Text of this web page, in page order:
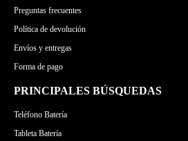
Preguntas frecuentes
Política de devolución
Envíos y entregas
Forma de pago
PRINCIPALES BÚSQUEDAS
Teléfono Batería
Tableta Batería